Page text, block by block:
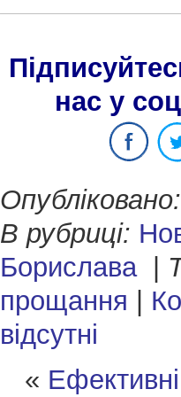
нас у
Опубліковано:
В рубриці:
Борислава|
прощання
відсутні
«